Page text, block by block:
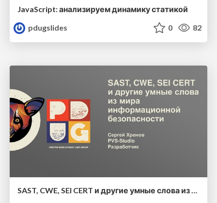
JavaScript: анализируем динамику статикой
pdugslides
0 82